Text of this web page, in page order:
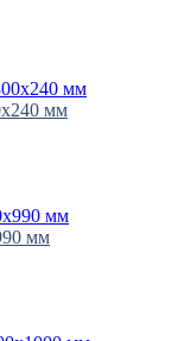
мм
мм